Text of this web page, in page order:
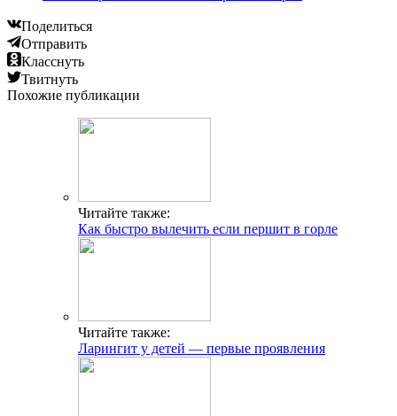
Поделиться
Отправить
Класснуть
Твитнуть
Похожие публикации
Читайте также:
Как быстро вылечить если першит в горле
Читайте также:
Ларингит у детей — первые проявления